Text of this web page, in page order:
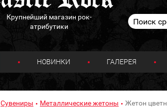
Крупнейший магазин рок-
атрибутики
НОВИНКИ ГАЛЕРЕЯ
Сувениры Металлические жетоны Жетон